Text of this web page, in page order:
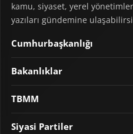
kamu, siyaset, yerel
yazıları gündemine
Cumhurbaşkanlığı
Bakanlıklar
TBMM
Siyasi Partiler